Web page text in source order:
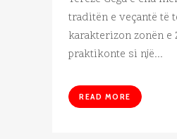
traditën e veçantë të
karakterizon zonën e
praktikonte si një...
READ MORE